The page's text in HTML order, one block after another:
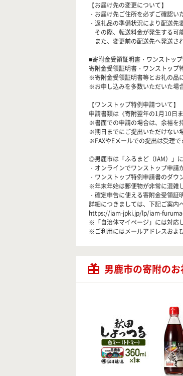
【お届け先の変更について】
・お届け先ご住所を必ずご確認
・返礼品の準備状況により配送先
その際、転送料金が発生する可
また、変更前の配送先へ発送さ
■寄附金受領証明書・ワンストッ
寄附金受領証明書・ワンストップ
※寄附金受領証明書等とお礼の品
※お申し込みを多数いただいた場
【ワンストップ特例申請ついて】
申請書類は《寄附翌年の1月10日
※書面での申請の場合は、余裕を
※期日までにご提出いただけない
※FAXやEメールでの提出は受理で
◎男鹿市は「ふるまど（IAM）」
・オンラインでワンストップ申請
・ワンストップ特例申請書のダウ
※年末年始は郵便物が非常に混雑
・確定申告に使える寄附金受領
詳細につきましては、下記ご案内
https://iam-jpki.jp/lp/iam-
※「自治体マイページ」には対応
※ご利用にはメールアドレスおよ
男鹿市の寄附の